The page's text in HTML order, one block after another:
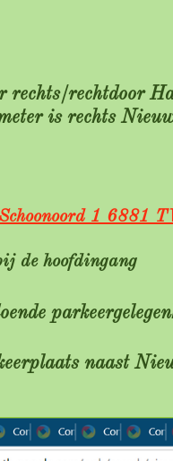
rechts/rechtdoor
is rechts
1 6881
de hoofdingang
naast